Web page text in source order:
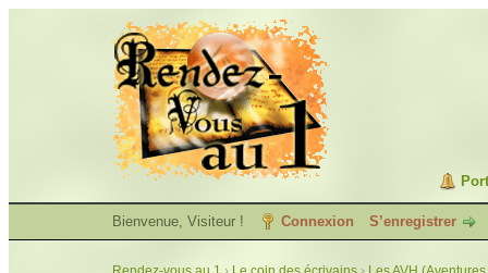
Bienvenue, Visiteur ! Connexion S’enregistrer